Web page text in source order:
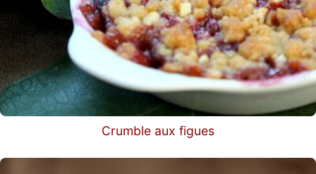
Crumble aux figues